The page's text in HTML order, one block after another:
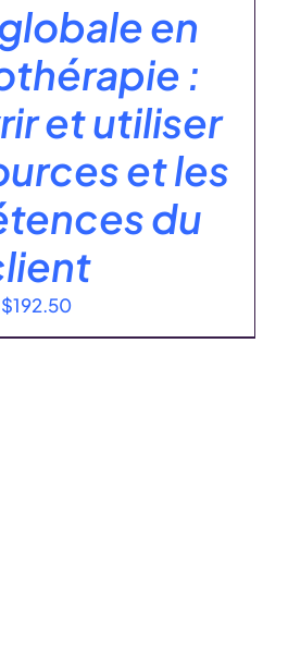
en
:
et utiliser
et les
du
$192.50